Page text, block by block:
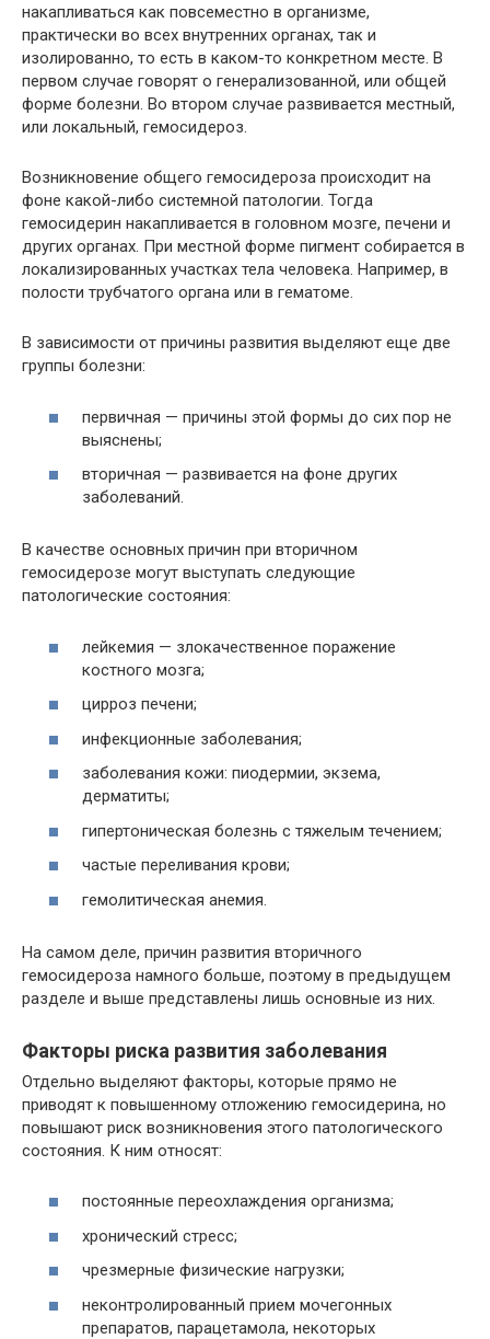
накапливаться как повсеместно в организме,
практически во всех внутренних органах, так и
изолированно, то есть в каком-то конкретном месте. В
первом случае говорят о генерализованной, или общей
форме болезни. Во втором случае развивается местный,
или локальный, гемосидероз.
Возникновение общего гемосидероза происходит на
фоне какой-либо системной патологии. Тогда
гемосидерин накапливается в головном мозге, печени и
других органах. При местной форме пигмент собирается в
локализированных участках тела человека. Например, в
полости трубчатого органа или в гематоме.
В зависимости от причины развития выделяют еще две
группы болезни:
первичная — причины этой формы до сих пор не
выяснены;
вторичная — развивается на фоне других
заболеваний.
В качестве основных причин при вторичном
гемосидерозе могут выступать следующие
патологические состояния:
лейкемия — злокачественное поражение
костного мозга;
цирроз печени;
инфекционные заболевания;
заболевания кожи: пиодермии, экзема,
дерматиты;
гипертоническая болезнь с тяжелым течением;
частые переливания крови;
гемолитическая анемия.
На самом деле, причин развития вторичного
гемосидероза намного больше, поэтому в предыдущем
разделе и выше представлены лишь основные из них.
Факторы риска развития заболевания
Отдельно выделяют факторы, которые прямо не
приводят к повышенному отложению гемосидерина, но
повышают риск возникновения этого патологического
состояния. К ним относят:
постоянные переохлаждения организма;
хронический стресс;
чрезмерные физические нагрузки;
неконтролированный прием мочегонных
препаратов, парацетамола, некоторых